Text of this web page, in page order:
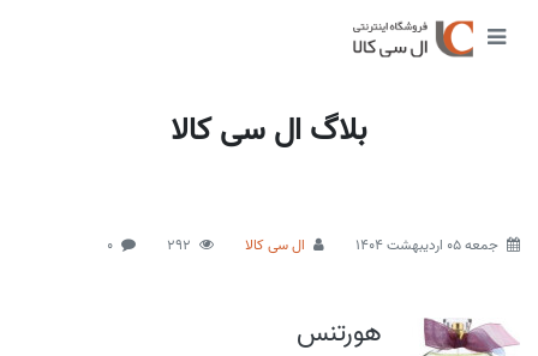
بلاگ ال سی کالا
جمعه 05 اردیبهشت 1404 ال سی کالا 292
0
هورتنس